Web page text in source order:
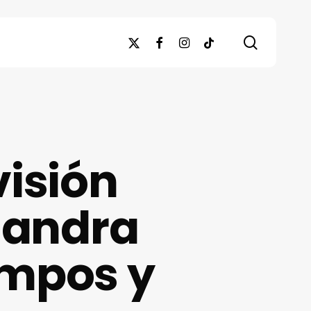
x-
facebookinstagram
tiktok
y